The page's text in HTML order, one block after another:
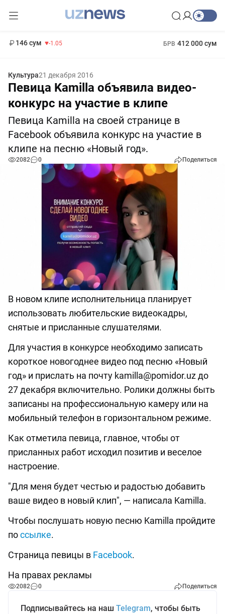
146 сум -1.05 БРВ 412 000 сум
Культура21 декабря 2016
Певица Kamilla объявила видео-
конкурс на участие в клипе
Певица Kamilla на своей странице в
Facebook объявила конкурс на участие в
клипе на песню «Новый год».
2082 0 Поделиться
В новом клипе исполнительница планирует
использовать любительские видеокадры,
снятые и присланные слушателями.
Для участия в конкурсе необходимо записать
короткое новогоднее видео под песню «Новый
год» и прислать на почту kamilla@pomidor.uzдо
27 декабря включительно. Ролики должны быть
записаны на профессиональную камеру или на
мобильный телефон в горизонтальном режиме.
Как отметила певица, главное, чтобы от
присланных работ исходил позитив и веселое
настроение.
"Для меня будет честью и радостью добавить
ваше видео в новый клип", — написала Kamilla.
Чтобы послушать новую песню Kamilla пройдите
поссылке.
Страница певицы в Facebook.
На правах рекламы
2082 0 Поделиться
Подписывайтесь на наш Telegram, чтобы быть